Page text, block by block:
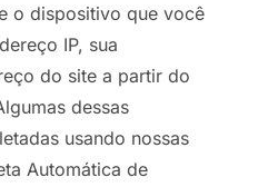
o dispositivo que você
IP, sua
do site a partir do
dessas
usando nossas
Automática de